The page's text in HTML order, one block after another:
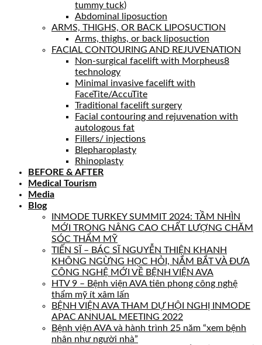
tummy tuck)
Abdominal liposuction
ARMS, THIGHS, OR BACK LIPOSUCTION
Arms, thighs, or back liposuction
FACIAL CONTOURING AND REJUVENATION
Non-surgical facelift with Morpheus8
technology
Minimal invasive facelift with
FaceTite/AccuTite
Traditional facelift surgery
Facial contouring and rejuvenation with
autologous fat
Fillers/ injections
Blepharoplasty
Rhinoplasty
BEFORE & AFTER
Medical Tourism
Media
Blog
INMODE TURKEY SUMMIT 2024: TẦM NHÌN
MỚI TRONG NÂNG CAO CHẤT LƯỢNG CHĂM
SÓC THẨM MỸ
TIẾN SĨ – BÁC SĨ NGUYỄN THIỆN KHANH
KHÔNG NGỪNG HỌC HỎI, NẮM BẮT VÀ ĐƯA
CÔNG NGHỆ MỚI VỀ BỆNH VIỆN AVA
HTV 9 – Bệnh viện AVA tiên phong công nghệ
thẩm mỹ ít xâm lấn
BỆNH VIỆN AVA THAM DỰ HỘI NGHỊ INMODE
APAC ANNUAL MEETING 2022
Bệnh viện AVA và hành trình 25 năm “xem bệnh
nhân như người nhà”